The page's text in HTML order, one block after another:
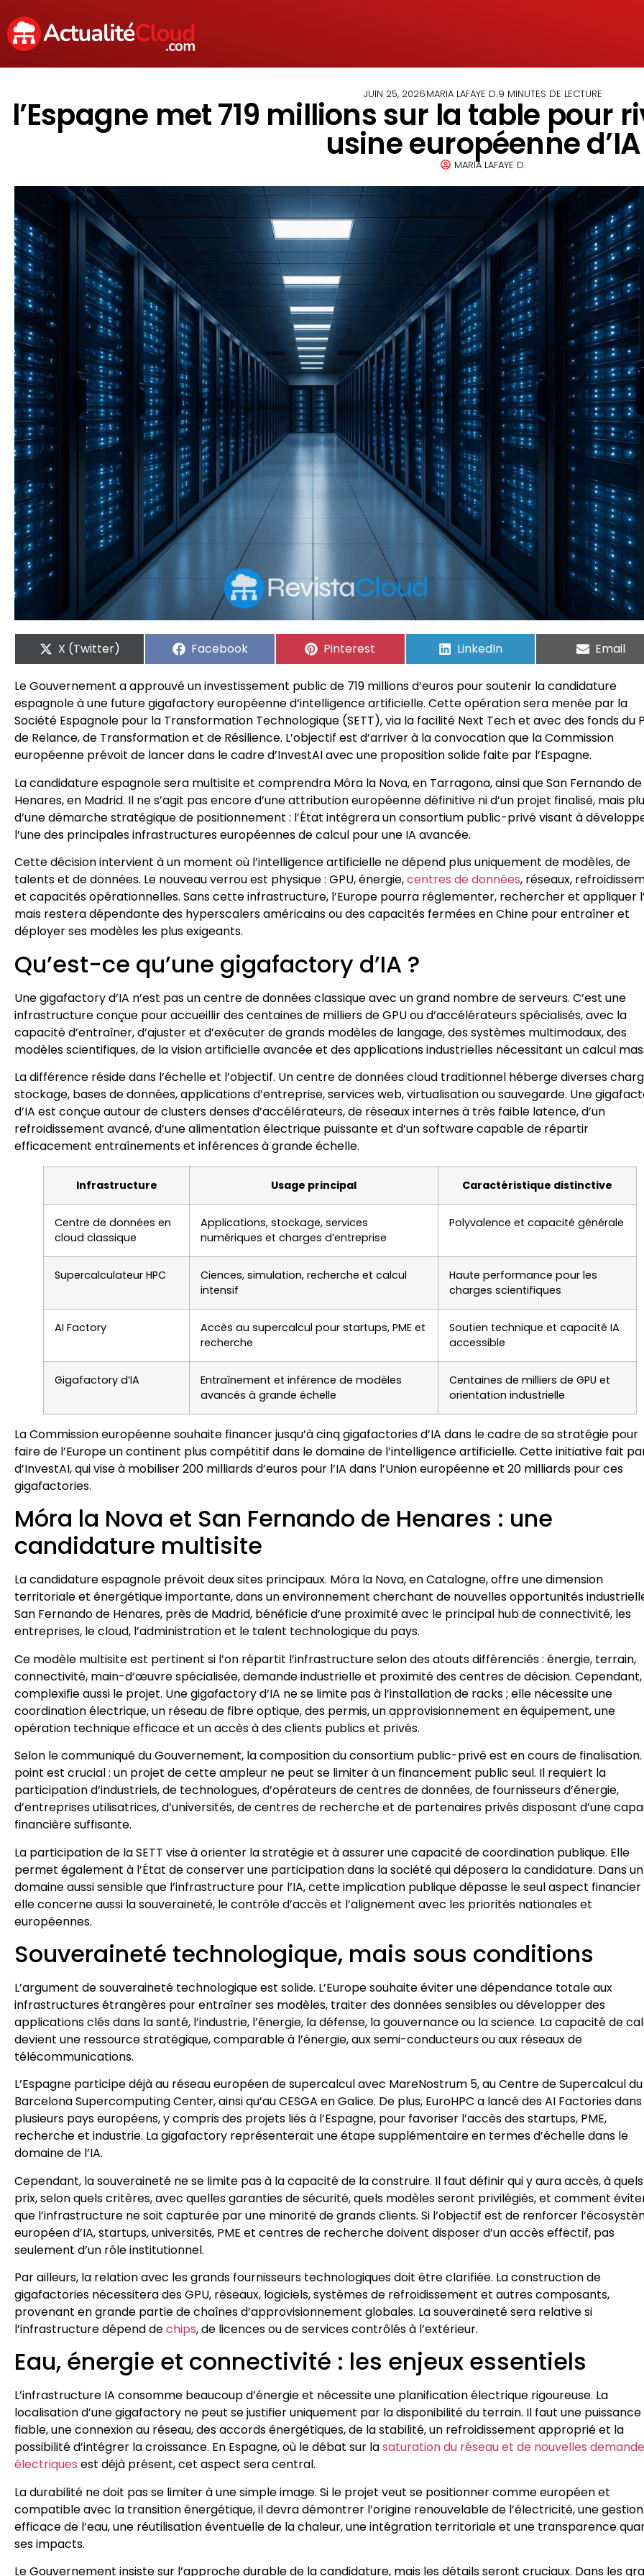
JUIN 25, 2026MARIA LAFAYE D.9 MINUTES DE LECTURE
l’Espagne met 719 millions sur la table pour
usine européenne d’IA
MARIA LAFAYE D.
X (Twitter) Facebook Pinterest LinkedIn Email
Le Gouvernement a approuvé un investissement public de 719 millions d’euros pour soutenir la candidature
espagnole à une future gigafactory européenne d’intelligence artificielle. Cette opération sera menée par la
Société Espagnole pour la Transformation Technologique (SETT), via la facilité Next Tech et avec des fonds du
de Relance, de Transformation et de Résilience. L’objectif est d’arriver à la convocation que la Commission
européenne prévoit de lancer dans le cadre d’InvestAI avec une proposition solide faite par l’Espagne.
La candidature espagnole sera multisite et comprendra Móra la Nova, en Tarragona, ainsi que San Fernando de
Henares, en Madrid. Il ne s’agit pas encore d’une attribution européenne définitive ni d’un projet finalisé, mais
d’une démarche stratégique de positionnement : l’État intégrera un consortium public-privé visant à
l’une des principales infrastructures européennes de calcul pour une IA avancée.
Cette décision intervient à un moment où l’intelligence artificielle ne dépend plus uniquement de modèles, de
talents et de données. Le nouveau verrou est physique : GPU, énergie,centres de données, réseaux,
et capacités opérationnelles. Sans cette infrastructure, l’Europe pourra réglementer, rechercher et appliquer
mais restera dépendante des hyperscalers américains ou des capacités fermées en Chine pour entraîner et
déployer ses modèles les plus exigeants.
Qu’est-ce qu’une gigafactory d’IA ?
Une gigafactory d’IA n’est pas un centre de données classique avec un grand nombre de serveurs. C’est une
infrastructure conçue pour accueillir des centaines de milliers de GPU ou d’accélérateurs spécialisés, avec la
capacité d’entraîner, d’ajuster et d’exécuter de grands modèles de langage, des systèmes multimodaux, des
modèles scientifiques, de la vision artificielle avancée et des applications industrielles nécessitant un calcul
La différence réside dans l’échelle et l’objectif. Un centre de données cloud traditionnel héberge diverses
stockage, bases de données, applications d’entreprise, services web, virtualisation ou sauvegarde. Une
d’IA est conçue autour de clusters denses d’accélérateurs, de réseaux internes à très faible latence, d’un
refroidissement avancé, d’une alimentation électrique puissante et d’un software capable de répartir
efficacement entraînements et inférences à grande échelle.
Infrastructure Usage principal Caractéristique distinctive
Centre de données en
cloud classique
Applications, stockage, services
numériques et charges d’entreprise
Polyvalence et capacité générale
Supercalculateur HPC
Ciences, simulation, recherche et calcul
intensif
Haute performance pour les
charges scientifiques
AI Factory
Accès au supercalcul pour startups, PME et
recherche
Soutien technique et capacité IA
accessible
Gigafactory d’IA
Entraînement et inférence de modèles
avancés à grande échelle
Centaines de milliers de GPU et
orientation industrielle
La Commission européenne souhaite financer jusqu’à cinq gigafactories d’IA dans le cadre de sa stratégie pour
faire de l’Europe un continent plus compétitif dans le domaine de l’intelligence artificielle. Cette initiative fait
d’InvestAI, qui vise à mobiliser 200 milliards d’euros pour l’IA dans l’Union européenne et 20 milliards pour ces
gigafactories.
Móra la Nova et San Fernando de Henares : une
candidature multisite
La candidature espagnole prévoit deux sites principaux. Móra la Nova, en Catalogne, offre une dimension
territoriale et énergétique importante, dans un environnement cherchant de nouvelles opportunités
San Fernando de Henares, près de Madrid, bénéficie d’une proximité avec le principal hub de connectivité, les
entreprises, le cloud, l’administration et le talent technologique du pays.
Ce modèle multisite est pertinent si l’on répartit l’infrastructure selon des atouts différenciés : énergie, terrain,
connectivité, main-d’œuvre spécialisée, demande industrielle et proximité des centres de décision. Cependant,
complexifie aussi le projet. Une gigafactory d’IA ne se limite pas à l’installation de racks ; elle nécessite une
coordination électrique, un réseau de fibre optique, des permis, un approvisionnement en équipement, une
opération technique efficace et un accès à des clients publics et privés.
Selon le communiqué du Gouvernement, la composition du consortium public-privé est en cours de finalisation.
point est crucial : un projet de cette ampleur ne peut se limiter à un financement public seul. Il requiert la
participation d’industriels, de technologues, d’opérateurs de centres de données, de fournisseurs d’énergie,
d’entreprises utilisatrices, d’universités, de centres de recherche et de partenaires privés disposant d’une
financière suffisante.
La participation de la SETT vise à orienter la stratégie et à assurer une capacité de coordination publique. Elle
permet également à l’État de conserver une participation dans la société qui déposera la candidature. Dans un
domaine aussi sensible que l’infrastructure pour l’IA, cette implication publique dépasse le seul aspect financier
elle concerne aussi la souveraineté, le contrôle d’accès et l’alignement avec les priorités nationales et
européennes.
Souveraineté technologique, mais sous conditions
L’argument de souveraineté technologique est solide. L’Europe souhaite éviter une dépendance totale aux
infrastructures étrangères pour entraîner ses modèles, traiter des données sensibles ou développer des
applications clés dans la santé, l’industrie, l’énergie, la défense, la gouvernance ou la science. La capacité de
devient une ressource stratégique, comparable à l’énergie, aux semi-conducteurs ou aux réseaux de
télécommunications.
L’Espagne participe déjà au réseau européen de supercalcul avec MareNostrum 5, au Centre de Supercalcul du
Barcelona Supercomputing Center, ainsi qu’au CESGA en Galice. De plus, EuroHPC a lancé des AI Factories dans
plusieurs pays européens, y compris des projets liés à l’Espagne, pour favoriser l’accès des startups, PME,
recherche et industrie. La gigafactory représenterait une étape supplémentaire en termes d’échelle dans le
domaine de l’IA.
Cependant, la souveraineté ne se limite pas à la capacité de la construire. Il faut définir qui y aura accès, à quels
prix, selon quels critères, avec quelles garanties de sécurité, quels modèles seront privilégiés, et comment
que l’infrastructure ne soit capturée par une minorité de grands clients. Si l’objectif est de renforcer
européen d’IA, startups, universités, PME et centres de recherche doivent disposer d’un accès effectif, pas
seulement d’un rôle institutionnel.
Par ailleurs, la relation avec les grands fournisseurs technologiques doit être clarifiée. La construction de
gigafactories nécessitera des GPU, réseaux, logiciels, systèmes de refroidissement et autres composants,
provenant en grande partie de chaînes d’approvisionnement globales. La souveraineté sera relative si
l’infrastructure dépend dechips, de licences ou de services contrôlés à l’extérieur.
Eau, énergie et connectivité : les enjeux essentiels
L’infrastructure IA consomme beaucoup d’énergie et nécessite une planification électrique rigoureuse. La
localisation d’une gigafactory ne peut se justifier uniquement par la disponibilité du terrain. Il faut une puissance
fiable, une connexion au réseau, des accords énergétiques, de la stabilité, un refroidissement approprié et la
possibilité d’intégrer la croissance. En Espagne, où le débat sur lasaturation du réseau et de nouvelles
électriques est déjà présent, cet aspect sera central.
La durabilité ne doit pas se limiter à une simple image. Si le projet veut se positionner comme européen et
compatible avec la transition énergétique, il devra démontrer l’origine renouvelable de l’électricité, une gestion
efficace de l’eau, une réutilisation éventuelle de la chaleur, une intégration territoriale et une transparence
ses impacts.
Le Gouvernement insiste sur l’approche durable de la candidature, mais les détails seront cruciaux. Dans les